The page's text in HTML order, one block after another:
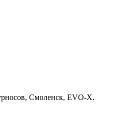
Смоленск, EVO-X.